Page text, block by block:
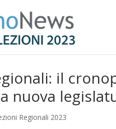
il
nuova
Regionali 2023